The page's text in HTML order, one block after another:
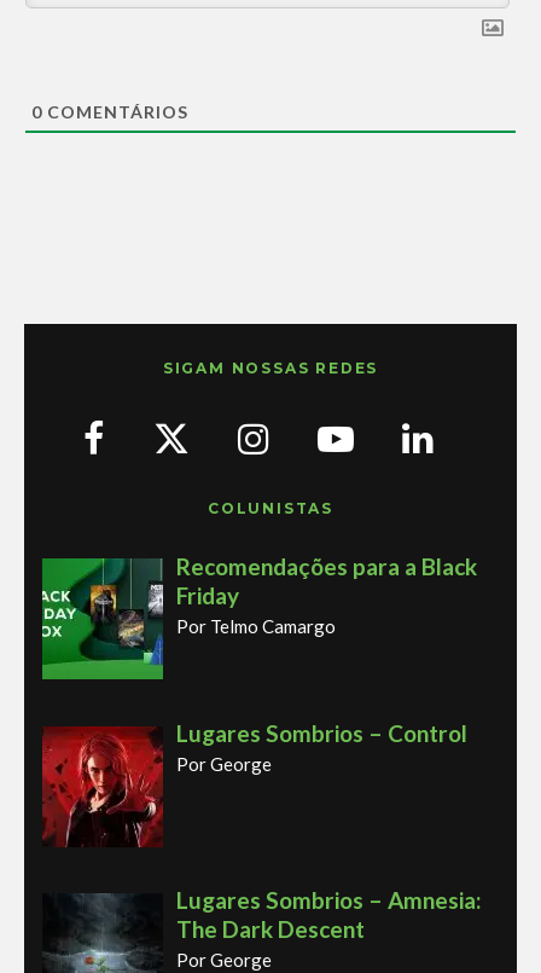
0 COMENTÁRIOS
SIGAM NOSSAS REDES
COLUNISTAS
Recomendações para a Black
Friday
Por Telmo Camargo
Lugares Sombrios – Control
Por George
Lugares Sombrios – Amnesia:
The Dark Descent
Por George